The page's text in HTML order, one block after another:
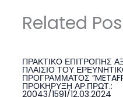
Related
ΠΡΑΚΤΙΚΟ ΕΠΙΤΡΟΠΗΣ
ΠΛΑΙΣΙΟ ΤΟΥ
ΠΡΟΓΡΑΜΜΑΤΟΣ
ΠΡΟΚΗΡΥΞΗ ΑΡ.ΠΡΩΤ.:
20043/1591/12.03.2024